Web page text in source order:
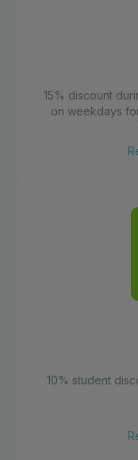
15% discount
on weekdays
10% student